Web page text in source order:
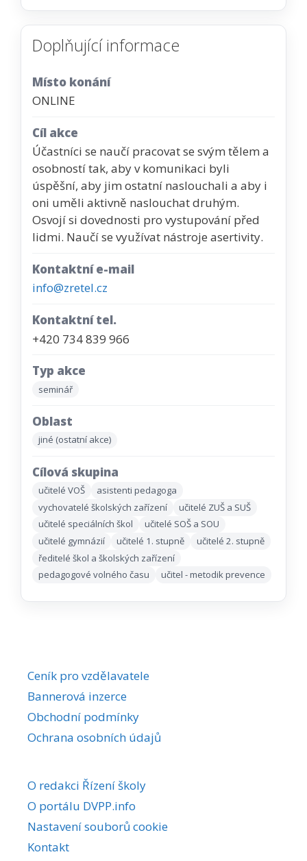
Doplňující informace
Místo konání
ONLINE
Cíl akce
Účastníci se naučí pracovat se svým tělem a
osobností tak, aby v komunikaci byli
úspěšní, aby jim ostatní naslouchali a aby i
oni uměli aktivně naslouchat druhým.
Osvojí si dovednosti pro vystupování před
lidmi. Naučí se využívat nástroje asertivity.
Kontaktní e-mail
info@zretel.cz
Kontaktní tel.
+420 734 839 966
Typ akce
seminář
Oblast
jiné (ostatní akce)
Cílová skupina
učitelé VOŠ
asistenti pedagoga
vychovatelé školských zařízení
učitelé ZUŠ a SUŠ
učitelé speciálních škol
učitelé SOŠ a SOU
učitelé gymnázií
učitelé 1. stupně
učitelé 2. stupně
ředitelé škol a školských zařízení
pedagogové volného času
učitel - metodik prevence
Ceník pro vzdělavatele
Bannerová inzerce
Obchodní podmínky
Ochrana osobních údajů
O redakci Řízení školy
O portálu DVPP.info
Nastavení souborů cookie
Kontakt